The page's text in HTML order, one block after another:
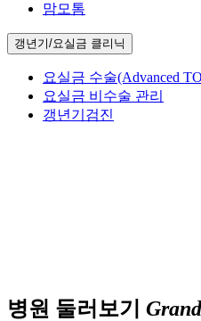
맘모톰
갱년기/요실금 클리닉
요실금 수술(Advanced
요실금 비수술 관리
갱년기검진
병원 둘러보기